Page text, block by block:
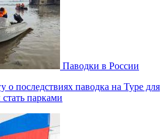
Паводки в России
о последствиях паводка на Туре для
парками